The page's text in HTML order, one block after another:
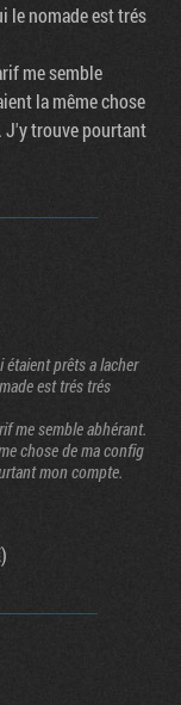
le nomade est trés
me semble
la même chose
J'y trouve pourtant
prêts a lacher
est trés trés
me semble abhérant.
chose de ma config
mon compte.